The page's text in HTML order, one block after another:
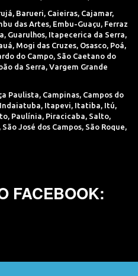
, Barueri, Caieiras, Cajamar,
das Artes, Embu-Guaçu, Ferraz
, Guarulhos, Itapecerica da Serra,
, Mogi das Cruzes, Osasco, Poá,
do Campo, São Caetano do
da Serra, Vargem Grande
Paulista, Campinas, Campos do
Indaiatuba, Itapevi, Itatiba, Itú,
, Paulínia, Piracicaba, Salto,
, São José dos Campos, São Roque,
FACEBOOK: